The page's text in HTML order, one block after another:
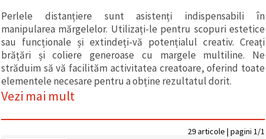
asigura
funcționarea
corectă a
site-ului,
pentru a vă
îmbunătăți
experiența
și, cu
acordul
dumneavoastră,
analiza
Perlele distanțiere sunt asistenți indispensabili în
manipularea mărgelelor. Utilizați-le pentru scopuri estetice
sau funcționale și extindeți-vă potențialul creativ. Creați
brățări și coliere generoase cu margele multiline. Ne
străduim să vă facilităm activitatea creatoare, oferind toate
elementele necesare pentru a obține rezultatul dorit.
Vezi mai mult
29 articole | pagini 1/1